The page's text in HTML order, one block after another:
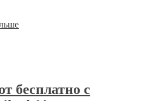
бесплатно с